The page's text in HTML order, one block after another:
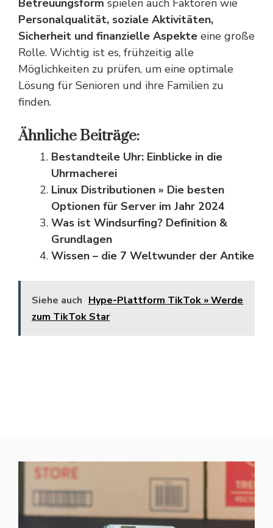
Betreuungsform spielen auch Faktoren wie
Personalqualität, soziale Aktivitäten,
Sicherheit und finanzielle Aspekte eine große
Rolle. Wichtig ist es, frühzeitig alle
Möglichkeiten zu prüfen, um eine optimale
Lösung für Senioren und ihre Familien zu
finden.
Ähnliche Beiträge:
Bestandteile Uhr: Einblicke in die
Uhrmacherei
Linux Distributionen » Die besten
Optionen für Server im Jahr 2024
Was ist Windsurfing? Definition &
Grundlagen
Wissen – die 7 Weltwunder der Antike
Siehe auch Hype-Plattform TikTok » Werde
zum TikTok Star